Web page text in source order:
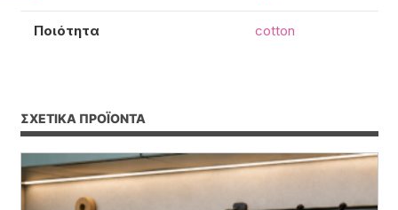
Ποιότητα cotton
ΣΧΕΤΙΚΆ ΠΡΟΪΌΝΤΑ